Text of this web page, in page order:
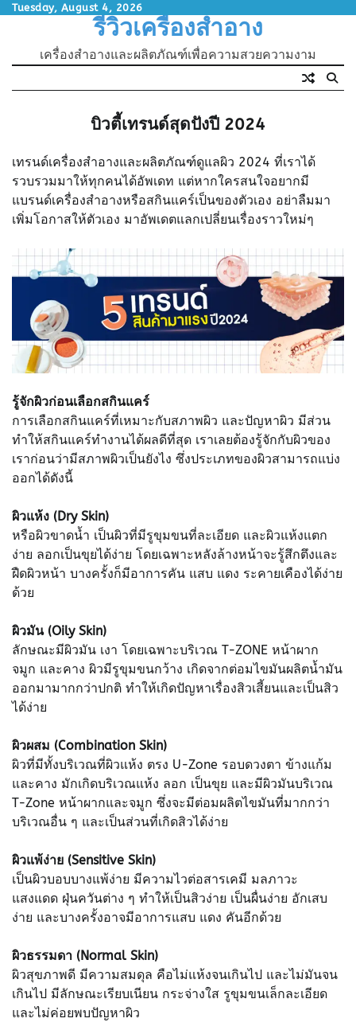
SkipTuesday, August 4, 2026
รีวิวเครื่องสำอาง
เครื่องสำอางและผลิตภัณฑ์เพื่อความสวยความงาม
บิวตี้เทรนด์สุดปังปี 2024
เทรนด์เครื่องสำอางและผลิตภัณฑ์ดูแลผิว 2024 ที่เราได้
รวบรวมมาให้ทุกคนได้อัพเดท แต่หากใครสนใจอยากมี
แบรนด์เครื่องสำอางหรือสกินแคร์เป็นของตัวเอง อย่าลืมมา
เพิ่มโอกาสให้ตัวเอง มาอัพเดตแลกเปลี่ยนเรื่องราวใหม่ๆ
รู้จักผิวก่อนเลือกสกินแคร์
การเลือกสกินแคร์ที่เหมาะกับสภาพผิว และปัญหาผิว มีส่วน
ทำให้สกินแคร์ทำงานได้ผลดีที่สุด เราเลยต้องรู้จักกับผิวของ
เราก่อนว่ามีสภาพผิวเป็นยังไง ซึ่งประเภทของผิวสามารถแบ่ง
ออกได้ดังนี้
ผิวแห้ง (Dry Skin)
หรือผิวขาดน้ำ เป็นผิวที่มีรูขุมขนที่ละเอียด และผิวแห้งแตก
ง่าย ลอกเป็นขุยได้ง่าย โดยเฉพาะหลังล้างหน้าจะรู้สึกตึงและ
ฝืดผิวหน้า บางครั้งก็มีอาการคัน แสบ แดง ระคายเคืองได้ง่าย
ด้วย
ผิวมัน (Oily Skin)
ลักษณะมีผิวมัน เงา โดยเฉพาะบริเวณ T-ZONE หน้าผาก
จมูก และคาง ผิวมีรูขุมขนกว้าง เกิดจากต่อมไขมันผลิตน้ำมัน
ออกมามากกว่าปกติ ทำให้เกิดปัญหาเรื่องสิวเสี้ยนและเป็นสิว
ได้ง่าย
ผิวผสม (Combination Skin)
ผิวที่มีทั้งบริเวณที่ผิวแห้ง ตรง U-Zone รอบดวงตา ข้างแก้ม
และคาง มักเกิดบริเวณแห้ง ลอก เป็นขุย และมีผิวมันบริเวณ
T-Zone หน้าผากและจมูก ซึ่งจะมีต่อมผลิตไขมันที่มากกว่า
บริเวณอื่น ๆ และเป็นส่วนที่เกิดสิวได้ง่าย
ผิวแพ้ง่าย (Sensitive Skin)
เป็นผิวบอบบางแพ้ง่าย มีความไวต่อสารเคมี มลภาวะ
แสงแดด ฝุ่นควันต่าง ๆ ทำให้เป็นสิวง่าย เป็นผื่นง่าย อักเสบ
ง่าย และบางครั้งอาจมีอาการแสบ แดง คันอีกด้วย
ผิวธรรมดา (Normal Skin)
ผิวสุขภาพดี มีความสมดุล คือไม่แห้งจนเกินไป และไม่มันจน
เกินไป มีลักษณะเรียบเนียน กระจ่างใส รูขุมขนเล็กละเอียด
และไม่ค่อยพบปัญหาผิว